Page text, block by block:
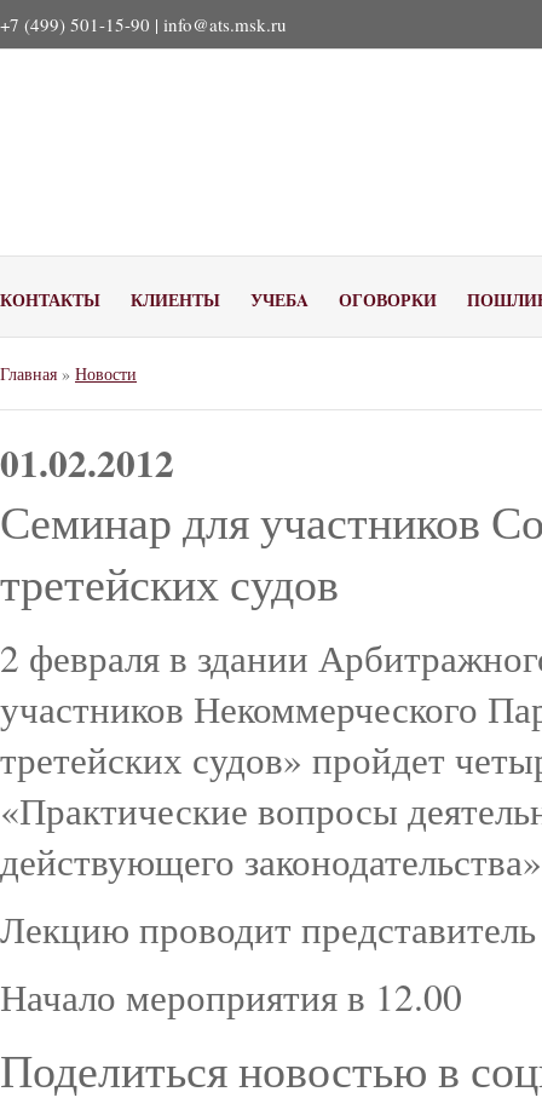
+7 (499) 501-15-90 | info@ats.msk.ru
КОНТАКТЫ КЛИЕНТЫ УЧЕБA ОГОВОРКИ
Главная » Новости
01.02.2012
Семинар для участников
третейских судов
2 февраля в здании
участников Некоммерческого
третейских судов» пройдет
«Практические вопросы
действующего
Лекцию проводит
Начало мероприятия в 12.00
Поделиться новостью в